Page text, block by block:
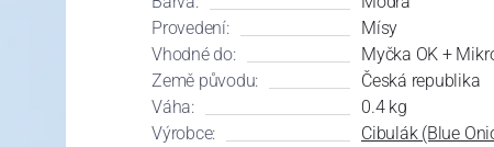
Provedení:
Mísy
Vhodné do:
Myčka OK +
Země původu:
Česká republika
Váha:
0.4 kg
Výrobce:
Cibulák (Blue